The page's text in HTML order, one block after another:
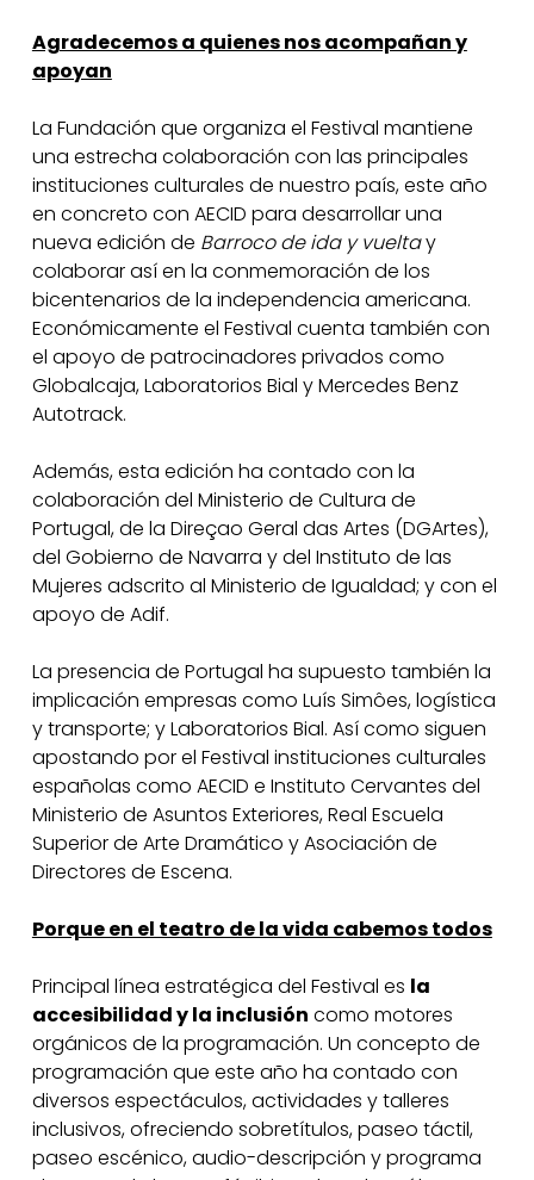
Agradecemos a quienes nos acompañan y
apoyan
La Fundación que organiza el Festival mantiene
una estrecha colaboración con las principales
instituciones culturales de nuestro país, este año
en concreto con AECID para desarrollar una
nueva edición de Barroco de ida y vueltay
colaborar así en la conmemoración de los
bicentenarios de la independencia americana.
Económicamente el Festival cuenta también con
el apoyo de patrocinadores privados como
Globalcaja, Laboratorios Bial y Mercedes Benz
Autotrack.
Además, esta edición ha contado con la
colaboración del Ministerio de Cultura de
Portugal, de la Direçao Geral das Artes (DGArtes),
del Gobierno de Navarra y del Instituto de las
Mujeres adscrito al Ministerio de Igualdad; y con el
apoyo de Adif.
La presencia de Portugal ha supuesto también la
implicación empresas como Luís Simôes, logística
y transporte; y Laboratorios Bial. Así como siguen
apostando por el Festival instituciones culturales
españolas como AECID e Instituto Cervantes del
Ministerio de Asuntos Exteriores, Real Escuela
Superior de Arte Dramático y Asociación de
Directores de Escena.
Porque en el teatro de la vida cabemos todos
Principal línea estratégica del Festival es la
accesibilidad y la inclusión como motores
orgánicos de la programación. Un concepto de
programación que este año ha contado con
diversos espectáculos, actividades y talleres
inclusivos, ofreciendo sobretítulos, paseo táctil,
paseo escénico, audio-descripción y programa